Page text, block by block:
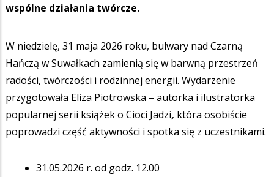
wspólne działania twórcze.
W niedzielę, 31 maja 2026 roku, bulwary nad Czarną
Hańczą w Suwałkach zamienią się w barwną przestrzeń
radości, twórczości i rodzinnej energii. Wydarzenie
przygotowała Eliza Piotrowska – autorka i ilustratorka
popularnej serii książek o Cioci Jadzi, która osobiście
poprowadzi część aktywności i spotka się z uczestnikami.
31.05.2026 r. od godz. 12.00